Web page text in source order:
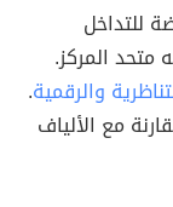
للتداخل
المركز.
والرقمية.
مع الألياف